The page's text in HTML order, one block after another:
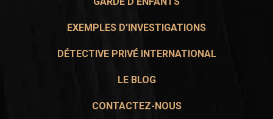
EXEMPLES D’INVESTIGATIONS
DÉTECTIVE PRIVÉ INTERNATIONAL
LE BLOG
CONTACTEZ-NOUS